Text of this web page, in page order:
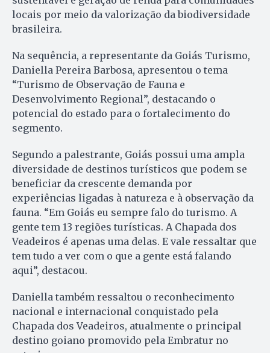
locais por meio da valorização da biodiversidade
brasileira.
Na sequência, a representante da Goiás Turismo,
Daniella Pereira Barbosa, apresentou o tema
“Turismo de Observação de Fauna e
Desenvolvimento Regional”, destacando o
potencial do estado para o fortalecimento do
segmento.
Segundo a palestrante, Goiás possui uma ampla
diversidade de destinos turísticos que podem se
beneficiar da crescente demanda por
experiências ligadas à natureza e à observação da
fauna. “Em Goiás eu sempre falo do turismo. A
gente tem 13 regiões turísticas. A Chapada dos
Veadeiros é apenas uma delas. E vale ressaltar que
tem tudo a ver com o que a gente está falando
aqui”, destacou.
Daniella também ressaltou o reconhecimento
nacional e internacional conquistado pela
Chapada dos Veadeiros, atualmente o principal
destino goiano promovido pela Embratur no